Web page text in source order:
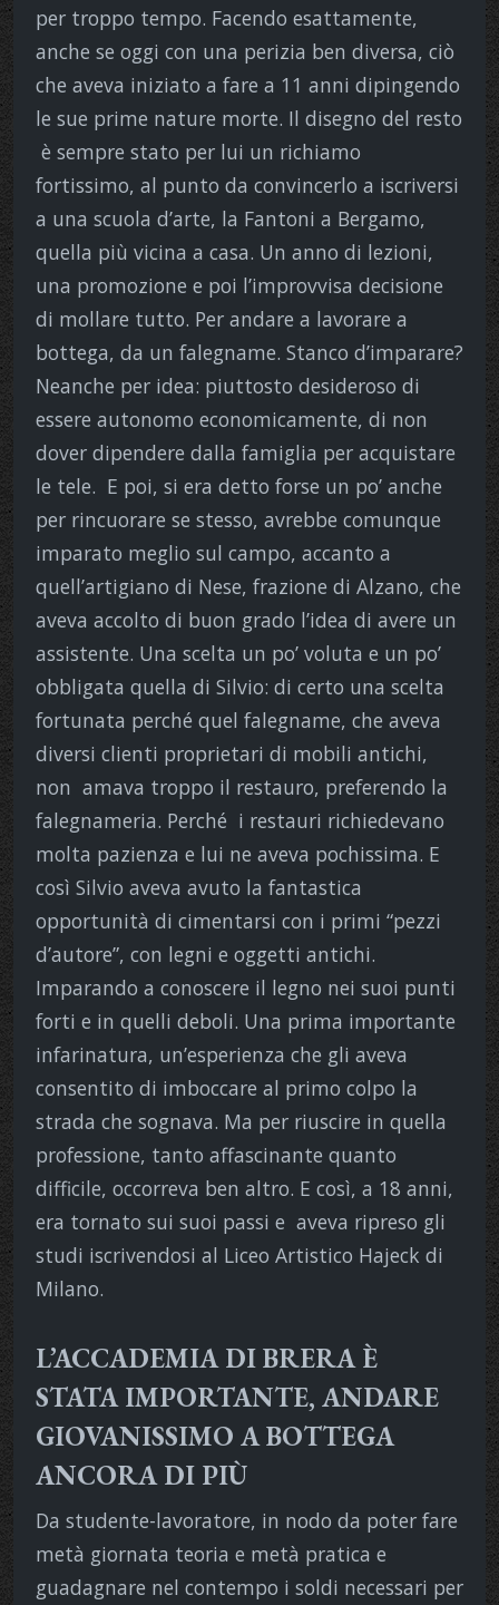
per troppo tempo. Facendo esattamente,
anche se oggi con una perizia ben diversa, ciò
che aveva iniziato a fare a 11 anni dipingendo
le sue prime nature morte. Il disegno del resto
è sempre stato per lui un richiamo
fortissimo, al punto da convincerlo a iscriversi
a una scuola d’arte, la Fantoni a Bergamo,
quella più vicina a casa. Un anno di lezioni,
una promozione e poi l’improvvisa decisione
di mollare tutto. Per andare a lavorare a
bottega, da un falegname. Stanco d’imparare?
Neanche per idea: piuttosto desideroso di
essere autonomo economicamente, di non
dover dipendere dalla famiglia per acquistare
le tele. E poi, si era detto forse un po’ anche
per rincuorare se stesso, avrebbe comunque
imparato meglio sul campo, accanto a
quell’artigiano di Nese, frazione di Alzano, che
aveva accolto di buon grado l’idea di avere un
assistente. Una scelta un po’ voluta e un po’
obbligata quella di Silvio: di certo una scelta
fortunata perché quel falegname, che aveva
diversi clienti proprietari di mobili antichi,
non amava troppo il restauro, preferendo la
falegnameria. Perché i restauri richiedevano
molta pazienza e lui ne aveva pochissima. E
così Silvio aveva avuto la fantastica
opportunità di cimentarsi con i primi “pezzi
d’autore”, con legni e oggetti antichi.
Imparando a conoscere il legno nei suoi punti
forti e in quelli deboli. Una prima importante
infarinatura, un’esperienza che gli aveva
consentito di imboccare al primo colpo la
strada che sognava. Ma per riuscire in quella
professione, tanto affascinante quanto
difficile, occorreva ben altro. E così, a 18 anni,
era tornato sui suoi passi e aveva ripreso gli
studi iscrivendosi al Liceo Artistico Hajeck di
Milano.
L’ACCADEMIA DI BRERA È
STATA IMPORTANTE, ANDARE
GIOVANISSIMO A BOTTEGA
ANCORA DI PIÙ
Da studente-lavoratore, in nodo da poter fare
metà giornata teoria e metà pratica e
guadagnare nel contempo i soldi necessari per